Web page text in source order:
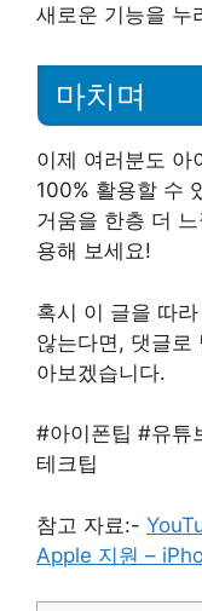
새로운 기능을 누
마치며
이제 여러분도 아
100% 활용할 수
거움을 한층 더
용해 보세요!
혹시 이 글을 따
않는다면, 댓글로
아보겠습니다.
#아이폰팁 #유튜
테크팁
참고 자료:-
Apple 지원 –